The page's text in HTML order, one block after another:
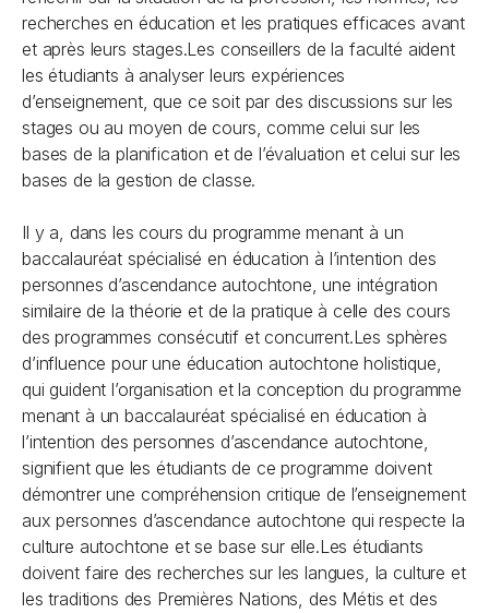
recherches en éducation et les pratiques efficaces avant
et après leurs stages.Les conseillers de la faculté aident
les étudiants à analyser leurs expériences
d’enseignement, que ce soit par des discussions sur les
stages ou au moyen de cours, comme celui sur les
bases de la planification et de l’évaluation et celui sur les
bases de la gestion de classe.
Il y a, dans les cours du programme menant à un
baccalauréat spécialisé en éducation à l’intention des
personnes d’ascendance autochtone, une intégration
similaire de la théorie et de la pratique à celle des cours
des programmes consécutif et concurrent.Les sphères
d’influence pour une éducation autochtone holistique,
qui guident l’organisation et la conception du programme
menant à un baccalauréat spécialisé en éducation à
l’intention des personnes d’ascendance autochtone,
signifient que les étudiants de ce programme doivent
démontrer une compréhension critique de l’enseignement
aux personnes d’ascendance autochtone qui respecte la
culture autochtone et se base sur elle.Les étudiants
doivent faire des recherches sur les langues, la culture et
les traditions des Premières Nations, des Métis et des